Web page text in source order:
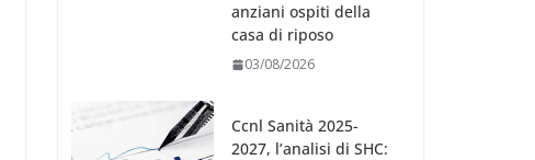
anziani ospiti della
casa di riposo
03/08/2026
Ccnl Sanità 2025-
2027, l’analisi di SHC: